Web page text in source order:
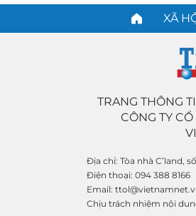
XÃ
TRANG THÔNG
CÔNG TY
Địa chỉ: Tòa nhà C’land,
Điện thoại: 094 388 8166
Email:
Chịu trách nhiệm nội